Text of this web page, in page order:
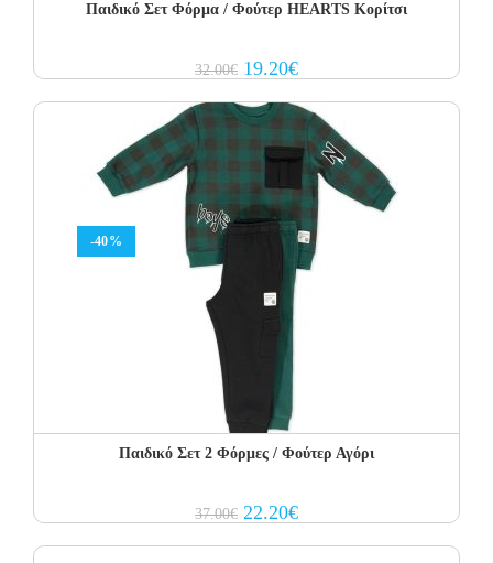
Παιδικό Σετ Φόρμα / Φούτερ HEARTS Κορίτσι
32.00€ Original
price
32.00€.
19.20€Current
price
19.20€.
-40%
Παιδικό Σετ 2 Φόρμες / Φούτερ Αγόρι
37.00€ Original
price
22.20€Current
price